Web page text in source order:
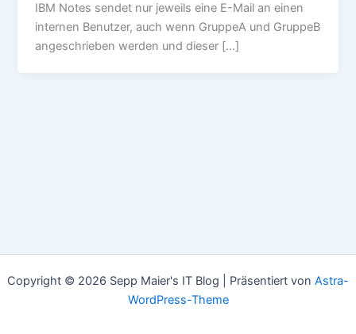
IBM Notes sendet nur jeweils eine E-Mail an einen
internen Benutzer, auch wenn GruppeA und GruppeB
angeschrieben werden und dieser […]
Copyright © 2026 Sepp Maier's IT Blog | Präsentiert von Astra-
WordPress-Theme